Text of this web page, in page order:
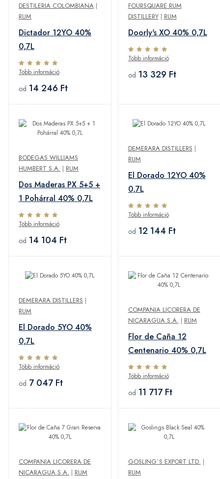
DESTILERIA COLOMBIANA |
RUM
Dictador 12YO 40%
0,7L
Több információ
od 14 246 Ft
FOURSQUARE RUM
DISTILLERY| RUM
Doorly's XO 40% 0,7L
Több információ
od 13 329 Ft
BODEGAS WILLIAMS
HUMBERT S.A. | RUM
Dos Maderas PX 5+5 +
1 Pohárral 40% 0,7L
Több információ
od 14 104 Ft
DEMERARA DISTILLERS |
RUM
El Dorado 12YO 40%
0,7L
Több információ
od 12 144 Ft
DEMERARA DISTILLERS |
RUM
El Dorado 5YO 40%
0,7L
Több információ
od 7 047 Ft
COMPANIA LICORERA DE
NICARAGUA S.A. | RUM
Flor de Caña 12
Centenario 40% 0,7L
Több információ
od 11 717 Ft
COMPANIA LICORERA DE
NICARAGUA S.A. | RUM
GOSLING´S EXPORT LTD. |
RUM